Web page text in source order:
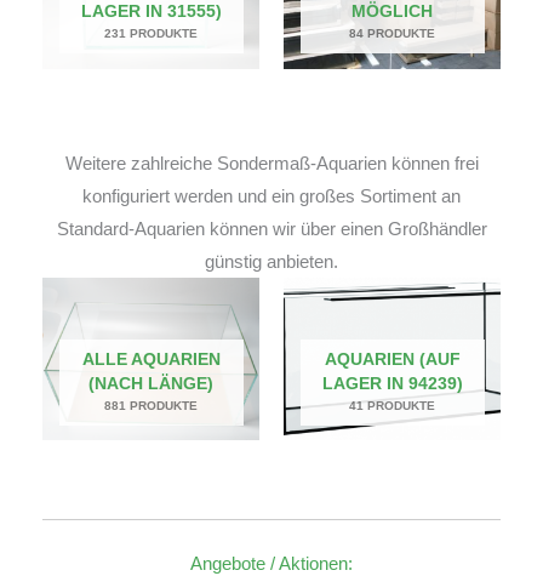
LAGER IN 31555)
231 PRODUKTE
MÖGLICH
84 PRODUKTE
Weitere zahlreiche Sondermaß-Aquarien können frei
konfiguriert werden und ein großes Sortiment an
Standard-Aquarien können wir über einen Großhändler
günstig anbieten.
ALLE AQUARIEN
(NACH LÄNGE)
881 PRODUKTE
AQUARIEN (AUF
LAGER IN 94239)
41 PRODUKTE
Angebote / Aktionen: